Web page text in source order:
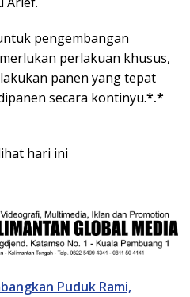
pengembangan
perlakuan khusus,
panen yang tepat
secara kontinyu.*.*
hari ini
Puduk Rami,